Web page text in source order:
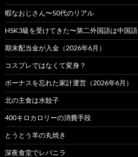
暇なおじさん〜50代のリアル
HSK3級を受けてきた〜第二外国語は中国語
期末配当金が入金（2026年6月）
コスプレではなくて変身？
ボーナスを忘れた家計運営（2026年6月）
北の主食は水餃子
400キロカロリーの消費手段
とうとう羊の丸焼き
深夜食堂でレバニラ